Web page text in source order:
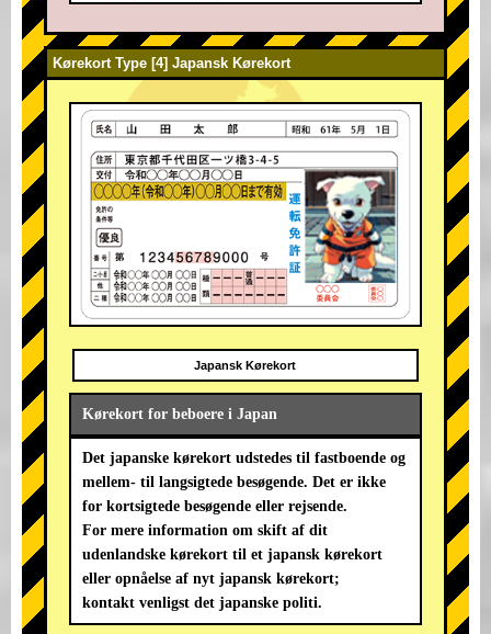
Kørekort Type [4] Japansk Kørekort
Japansk Kørekort
Kørekort for beboere i Japan
Det japanske kørekort udstedes til fastboende og
mellem- til langsigtede besøgende. Det er ikke
for kortsigtede besøgende eller rejsende.
For mere information om skift af dit
udenlandske kørekort til et japansk kørekort
eller opnåelse af nyt japansk kørekort;
kontakt venligst det japanske politi.